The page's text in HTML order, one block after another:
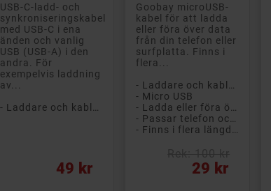
USB-C-ladd- och
synkroniseringskabel
med USB-C i ena
änden och vanlig
USB (USB-A) i den
andra. För
exempelvis laddning
av...
49 kr
Goobay microUSB-
kabel för att ladda
eller föra över data
från din telefon eller
surfplatta. Finns i
flera...
- Micro USB
29 kr